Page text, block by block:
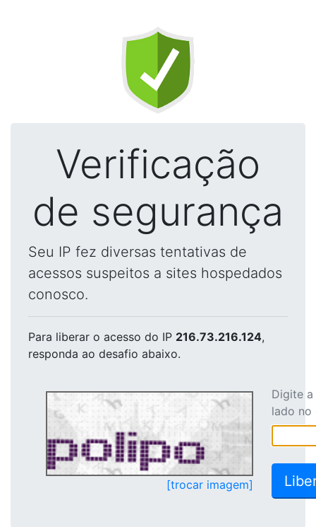
Verificação
de segurança
Seu IP fez diversas tentativas de
acessos suspeitos a sites hospedados
conosco.
Para liberar o acesso do IP 216.73.216.124,
responda ao desafio abaixo.
[trocar imagem]
Digite
lado no